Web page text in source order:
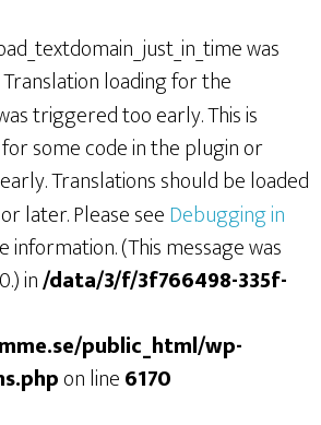
was
Translation loading for the
triggered too early. This is
some code in the plugin or
Translations should be loaded
later. Please seeDebugging in
information. (This message was
in/data/3/f/3f766498-335f-
public_html/wp-
on line6170